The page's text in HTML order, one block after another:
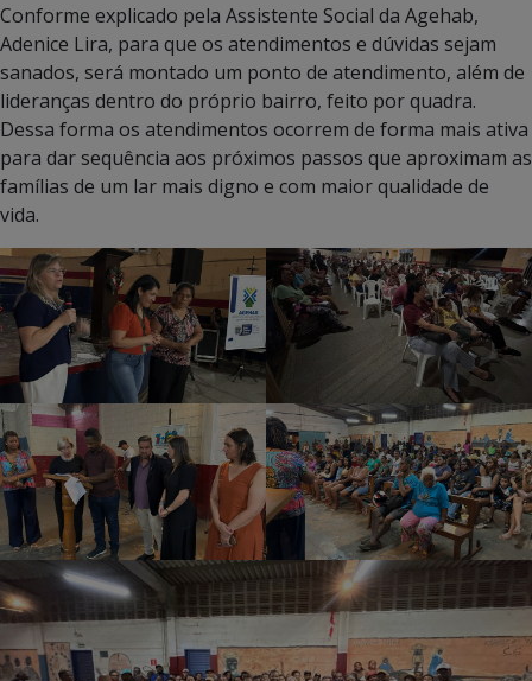
Conforme explicado pela Assistente Social da Agehab,
Adenice Lira, para que os atendimentos e dúvidas sejam
sanados, será montado um ponto de atendimento, além de
lideranças dentro do próprio bairro, feito por quadra.
Dessa forma os atendimentos ocorrem de forma mais ativa
para dar sequência aos próximos passos que aproximam as
famílias de um lar mais digno e com maior qualidade de
vida.